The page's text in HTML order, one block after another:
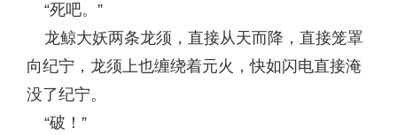
“死吧。”
龙鲸大妖两条龙须，直接从天而降，直接笼罩
向纪宁，龙须上也缠绕着元火，快如闪电直接淹
没了纪宁。
“破！”